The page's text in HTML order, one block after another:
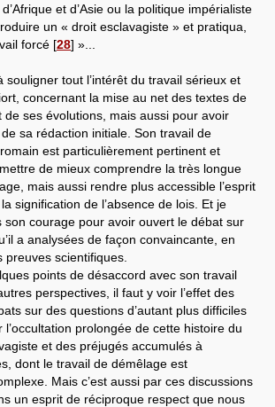
et d’Asie ou la politique impérialiste
un « droit esclavagiste » et pratiqua,
forcé [28] »...
souligner tout l’intérêt du travail sérieux et
concernant la mise au net des textes de
de ses évolutions, mais aussi pour avoir
sa rédaction initiale. Son travail de
est particulièrement pertinent et
de mieux comprendre la très longue
mais aussi rendre plus accessible l’esprit
signification de l’absence de lois. Et je
son courage pour avoir ouvert le débat sur
a analysées de façon convaincante, en
preuves scientifiques.
points de désaccord avec son travail
perspectives, il faut y voir l’effet des
sur des questions d’autant plus difficiles
l’occultation prolongée de cette histoire du
et des préjugés accumulés à
dont le travail de démêlage est
Mais c’est aussi par ces discussions
un esprit de réciproque respect que nous